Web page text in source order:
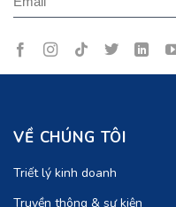
VỀ CHÚNG TÔI
Triết lý kinh doanh
Truyền thông & sự kiện